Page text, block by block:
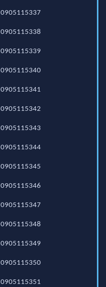
0905115337
0905115338
0905115339
0905115340
0905115341
0905115342
0905115343
0905115344
0905115345
0905115346
0905115347
0905115348
0905115349
0905115350
0905115351